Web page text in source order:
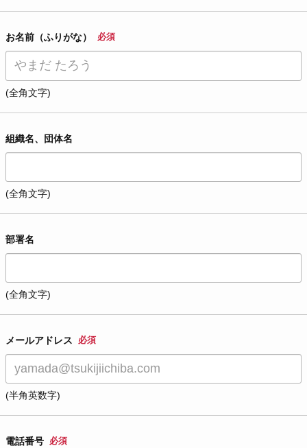
お名前（ふりがな） 必須
(全角文字)
組織名、団体名
(全角文字)
部署名
(全角文字)
メールアドレス 必須
(半角英数字)
電話番号 必須